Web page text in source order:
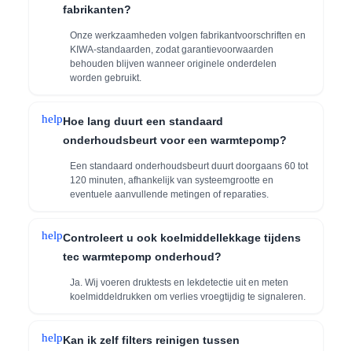
fabrikanten?
Onze werkzaamheden volgen fabrikantvoorschriften en
KIWA-standaarden, zodat garantievoorwaarden
behouden blijven wanneer originele onderdelen
worden gebruikt.
helpHoe lang duurt een standaard
onderhoudsbeurt voor een warmtepomp?
Een standaard onderhoudsbeurt duurt doorgaans 60 tot
120 minuten, afhankelijk van systeemgrootte en
eventuele aanvullende metingen of reparaties.
helpControleert u ook koelmiddellekkage tijdens
tec warmtepomp onderhoud?
Ja. Wij voeren druktests en lekdetectie uit en meten
koelmiddeldrukken om verlies vroegtijdig te signaleren.
helpKan ik zelf filters reinigen tussen